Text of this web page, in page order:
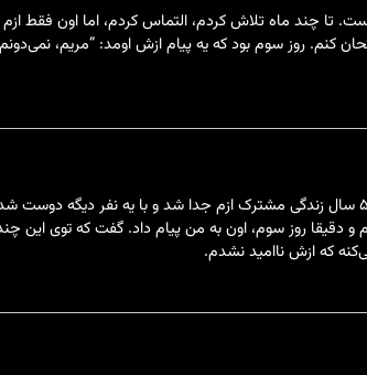
شکست. تا چند ماه تلاش کردم، التماس کردم، اما اون
کنم. روز سوم بود که یه پیام ازش اومد: “مریم،
همیشه فکر می‌کردم که طلسم و دعا یه چیز الکیه، اما وقتی عشقم بعد از ۵ سال زندگی مشترک
و دقیقا روز سوم، اون به من پیام داد. گفت که توی
که ازش ناامید نشدم.